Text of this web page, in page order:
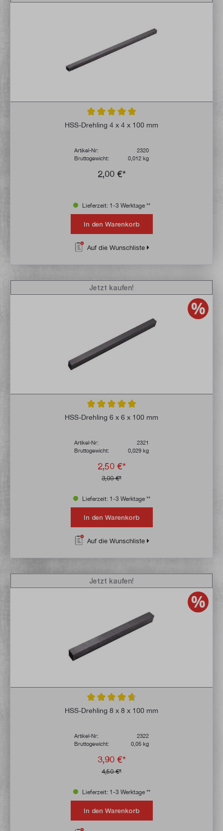
Durchschnittliche Bewertung von 5 von 5
HSS-Drehling 4 x 4 x 100 mm
Artikel-Nr:
2320
Bruttogewicht:
0,012 kg
2,00 €*
Lieferzeit: 1-3 Werktage **
In den Warenkorb
Auf die Wunschliste
Durchschnittliche Bewertung von 4.9 von
HSS-Drehling 6 x 6 x 100 mm
Artikel-Nr:
2321
Bruttogewicht:
0,029 kg
2,50 €*
3,00 €*
Jetzt kaufen!
Lieferzeit: 1-3 Werktage **
In den Warenkorb
Auf die Wunschliste
Durchschnittliche Bewertung von 4.8 von
HSS-Drehling 8 x 8 x 100 mm
Artikel-Nr:
2322
Bruttogewicht:
0,05 kg
3,90 €*
4,50 €*
Jetzt kaufen!
Lieferzeit: 1-3 Werktage **
In den Warenkorb